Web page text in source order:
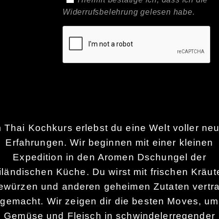
Widerrufsbelehrung gelesen habe.
Thai Kochkurs erlebst du eine Welt voller
Erfahrungen.Wir beginnen mit einer kleinen
Expedition in den Aromen Dschungelder
Küche. Du wirst mit frischen
und anderen geheimen Zutaten
gemacht. Wir zeigen dir die besten Moves, um
Gemüse und Fleisch in schwindelerregender